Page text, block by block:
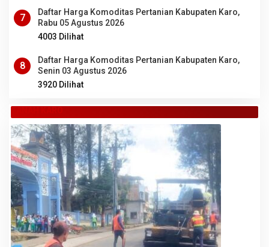
7
Daftar Harga Komoditas Pertanian Kabupaten Karo,
Rabu 05 Agustus 2026
4003 Dilihat
8
Daftar Harga Komoditas Pertanian Kabupaten Karo,
Senin 03 Agustus 2026
3920 Dilihat
TANAH KARO